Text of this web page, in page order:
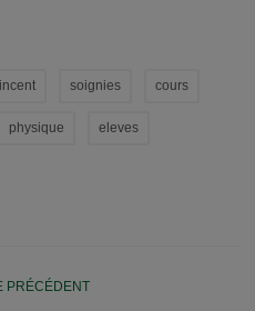
soignies cours
physique eleves
PRÉCÉDENT